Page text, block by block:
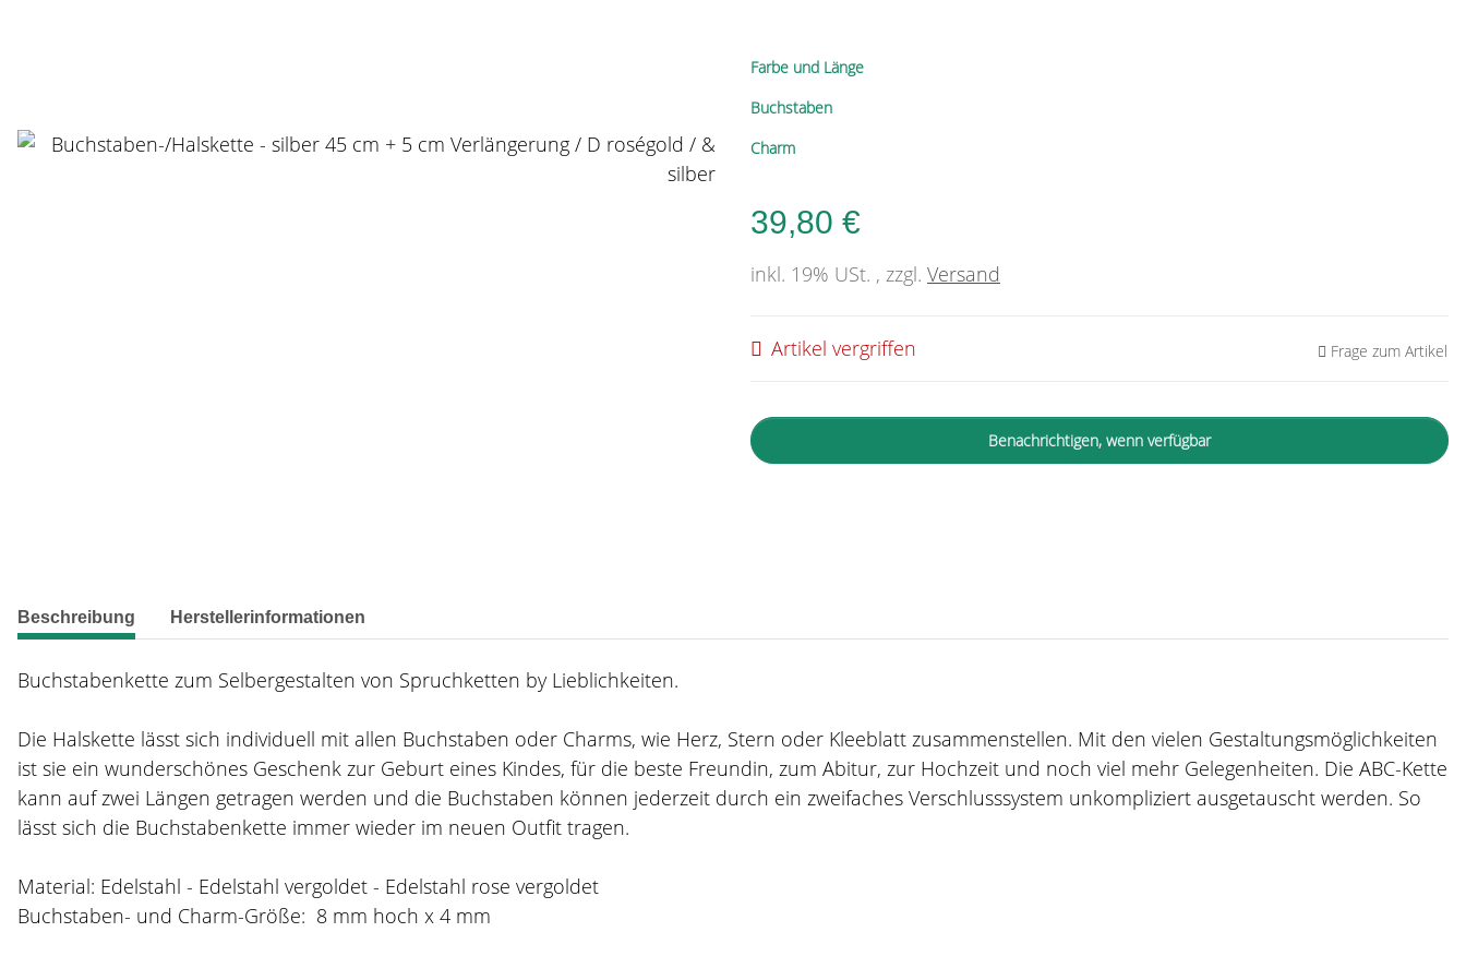
Farbe und Länge
Buchstaben
Charm
39,80 €
inkl. 19% USt. , zzgl. Versand
Artikel vergriffen Frage zum Artikel
Benachrichtigen, wenn verfügbar
weitere Registerkarten anzeigen
Beschreibung Herstellerinformationen
Buchstabenkette zum Selbergestalten von Spruchketten by Lieblichkeiten.
Die Halskette lässt sich individuell mit allen Buchstaben oder Charms, wie Herz, Stern oder Kleeblatt zusammenstellen. Mit den vielen Gestaltungsmöglichkeiten
ist sie ein wunderschönes Geschenk zur Geburt eines Kindes, für die beste Freundin, zum Abitur, zur Hochzeit und noch viel mehr Gelegenheiten. Die ABC-Kette
kann auf zwei Längen getragen werden und die Buchstaben können jederzeit durch ein zweifaches Verschlusssystem unkompliziert ausgetauscht werden. So
lässt sich die Buchstabenkette immer wieder im neuen Outfit tragen.
Material: Edelstahl - Edelstahl vergoldet - Edelstahl rose vergoldet
Buchstaben- und Charm-Größe: 8 mm hoch x 4 mm